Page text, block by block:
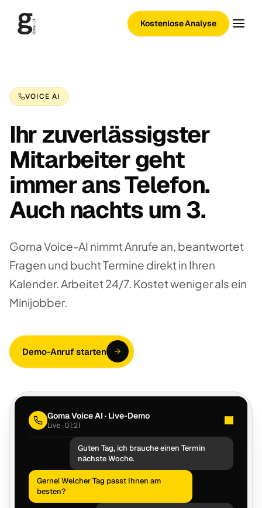
Kostenlose Analyse
VOICE AI
Ihr zuverlässigster
Mitarbeiter geht
immer ans Telefon.
Auch nachts um 3.
Goma Voice-AI nimmt Anrufe an, beantwortet
Fragen und bucht Termine direkt in Ihren
Kalender. Arbeitet 24/7. Kostet weniger als ein
Minijobber.
Demo-Anruf starten
Goma Voice AI · Live-Demo
Live · 02:28
Guten Tag, ich brauche einen Termin
nächste Woche.
Gerne! Welcher Tag passt Ihnen am
besten?